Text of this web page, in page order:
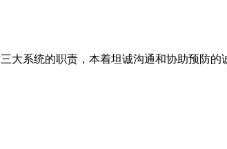
大系统的职责，本着坦诚沟通和协助预防